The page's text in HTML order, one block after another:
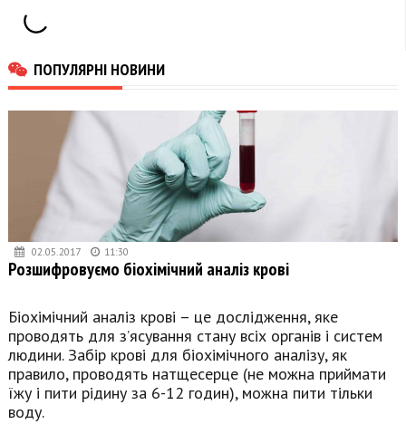
ПОПУЛЯРНІ НОВИНИ
02.05.2017 11:30
Розшифровуємо біохімічний аналіз крові
Біохімічний аналіз крові – це дослідження, яке
проводять для з’ясування стану всіх органів і систем
людини. Забір крові для біохімічного аналізу, як
правило, проводять натщесерце (не можна приймати
їжу і пити рідину за 6-12 годин), можна пити тільки
воду.